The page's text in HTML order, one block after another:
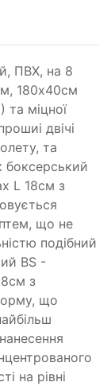
ПВХ, на 8
180х40см
та міцної
двічі
та
боксерський
L 18см з
що не
подібний
BS -
з
що
на рівні